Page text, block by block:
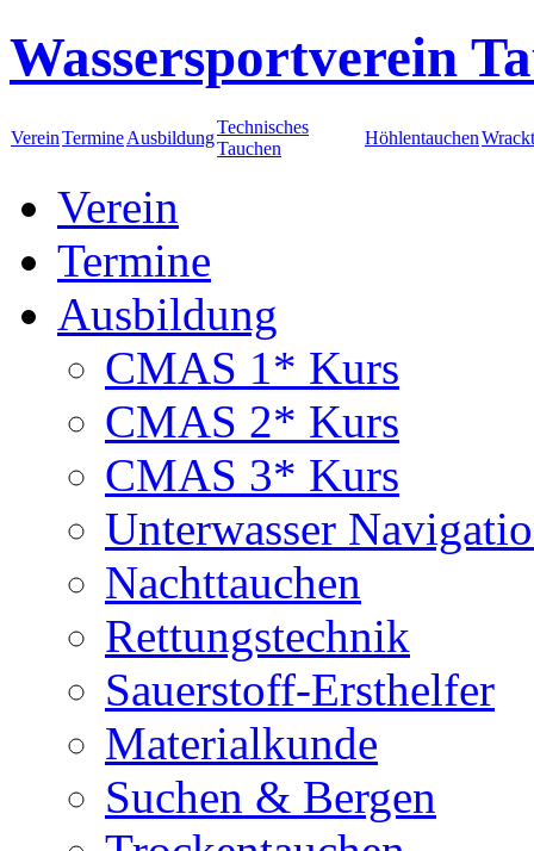
Wassersportverein
VereinTermineAusbildung
Technisches
Tauchen
Höhlentauchen
Verein
Termine
Ausbildung
CMAS 1* Kurs
CMAS 2* Kurs
CMAS 3* Kurs
Unterwasser
Nachttauchen
Rettungstechnik
Sauerstoff-Ersthelfer
Materialkunde
Suchen & Bergen